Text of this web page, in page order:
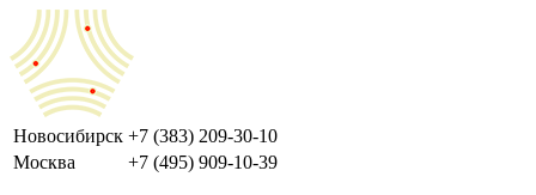
Новосибирск +7 (383) 209-30-10
Москва
+7 (495) 909-10-39